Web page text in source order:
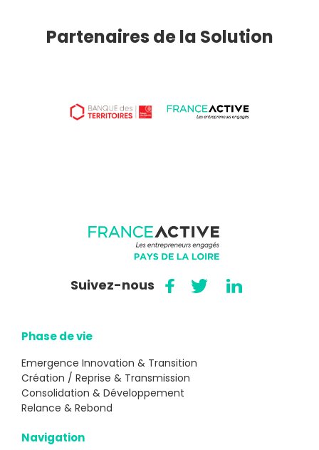
Partenaires de la Solution
Suivez-nous
Phase de vie
Emergence Innovation & Transition
Création / Reprise & Transmission
Consolidation & Développement
Relance & Rebond
Navigation